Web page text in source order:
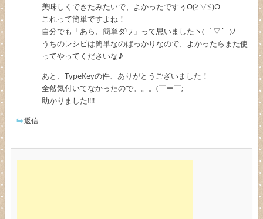
美味しくできたみたいで、よかったですぅO(≧▽≦)O
これって簡単ですよね！
自分でも「あら、簡単ダワ」って思いましたヽ(=´▽`=)ﾉ
うちのレシピは簡単なのばっかりなので、よかったらまた使
ってやってくださいな♪
あと、TypeKeyの件、ありがとうございました！
全然気付いてなかったので。。。(￣ー￣;
助かりました!!!!
返信